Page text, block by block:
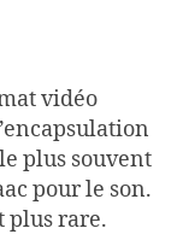
vidéo
plus souvent
pour le son.
plus rare.